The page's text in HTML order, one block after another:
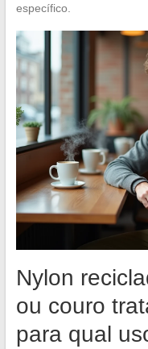
específico.
Nylon
ou couro
para qual